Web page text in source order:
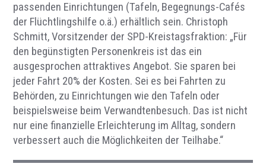
passenden Einrichtungen (Tafeln, Begegnungs-Cafés
der Flüchtlingshilfe o.ä.) erhältlich sein. Christoph
Schmitt, Vorsitzender der SPD-Kreistagsfraktion: „Für
den begünstigten Personenkreis ist das ein
ausgesprochen attraktives Angebot. Sie sparen bei
jeder Fahrt 20% der Kosten. Sei es bei Fahrten zu
Behörden, zu Einrichtungen wie den Tafeln oder
beispielsweise beim Verwandtenbesuch. Das ist nicht
nur eine finanzielle Erleichterung im Alltag, sondern
verbessert auch die Möglichkeiten der Teilhabe.“